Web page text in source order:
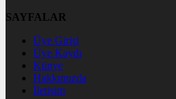
SAYFALAR
Üye Girişi
Üye Kaydı
Künye
Hakkımızda
İletişim